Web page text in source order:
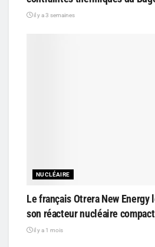
il y a 3 semaines
NUCLÉAIRE
Le français Otrera New
son réacteur nucléaire compact
il y a 1 mois